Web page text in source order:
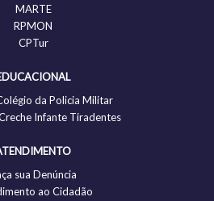
MARTE
RPMON
CPTur
da Policia Militar
Infante Tiradentes
sua Denúncia
ao Cidadão